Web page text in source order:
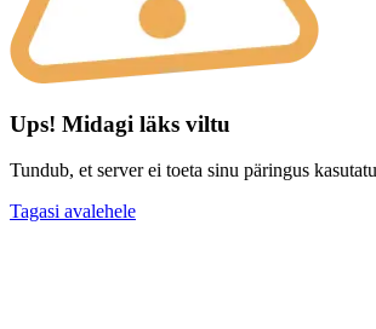
Ups! Midagi läks viltu
Tundub, et server ei toeta sinu päringus
Tagasi avalehele